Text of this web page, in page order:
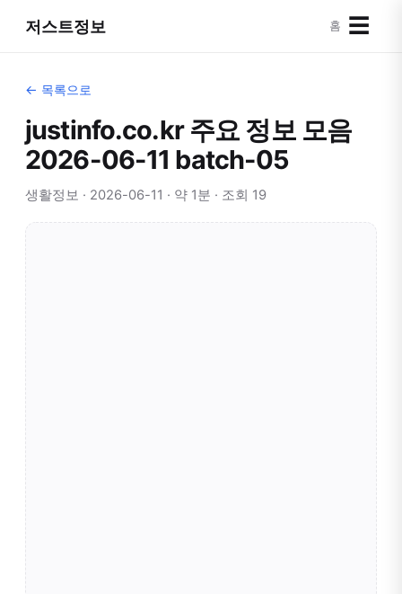
저스트정보 홈 ☰
← 목록으로
justinfo.co.kr 주요 정보 모음
2026-06-11 batch-05
생활정보 · 2026-06-11 · 약 1분 · 조회 19